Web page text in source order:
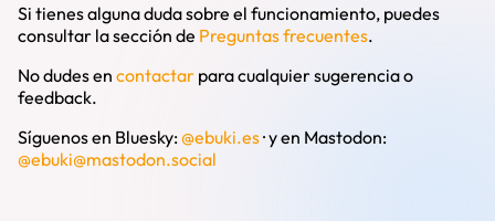
Si tienes alguna duda sobre el funcionamiento, puedes
consultar la sección de Preguntas frecuentes.
No dudes en contactar para cualquier sugerencia o
feedback.
Síguenos en Bluesky:@ebuki.es·y en Mastodon:
@ebuki@mastodon.social